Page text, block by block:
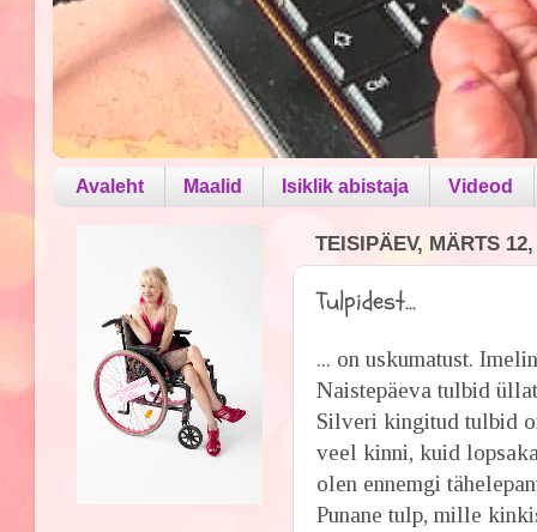
Avaleht Maalid Isiklik abistaja Videod
TEISIPÄEV, MÄRTS
Tulpidest...
... on uskumatust.
Naistepäeva tulbid
Silveri kingitud tulbid
veel kinni, kuid
olen ennemgi
Punane tulp, mille